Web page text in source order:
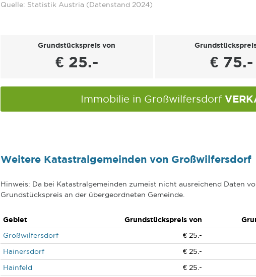
Quelle: Statistik Austria (Datenstand 2024)
Grundstückspreis von
€ 25.- € 75.-
Immobilie in Großwilfersdorf
Weitere Katastralgemeinden von Großwilfersdorf
Hinweis: Da bei Katastralgemeinden zumeist nicht ausreichend Daten
Grundstückspreis an der übergeordneten Gemeinde.
Gebiet Grundstückspreis von
Großwilfersdorf
€ 25.-
Hainersdorf
€ 25.-
Hainfeld
€ 25.-